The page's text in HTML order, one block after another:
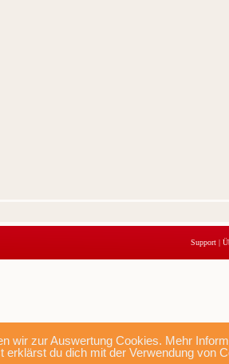
zur Auswertung Cookies. Mehr
erklärst du dich mit der Verwendung von
Support |